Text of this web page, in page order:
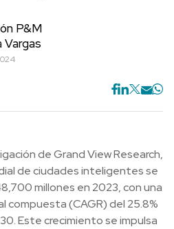
P&M
Vargas
de Grand View Research,
de ciudades inteligentes se
millones en 2023, con una
compuesta (CAGR) del 25.8%
Este crecimiento se impulsa